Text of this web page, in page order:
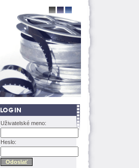
Uživatelské meno:
Heslo: